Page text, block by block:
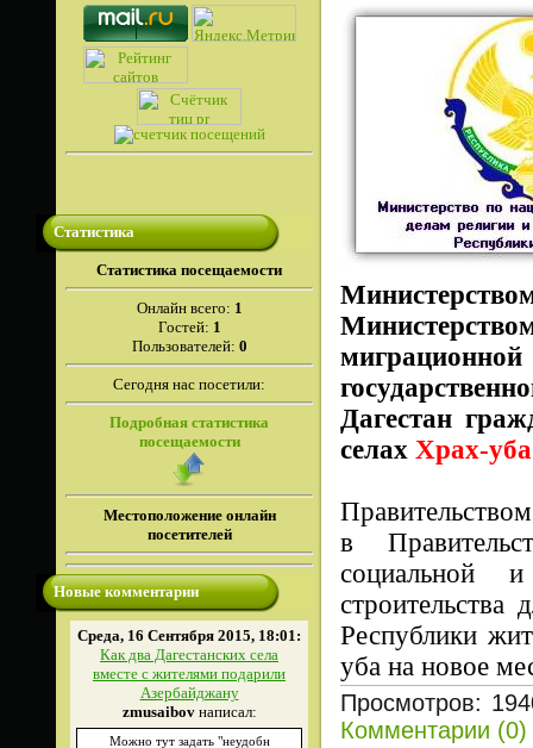
Статистика
Cтатистика посещаемости
Онлайн всего: 1
Гостей: 1
Пользователей: 0
Сегодня нас посетили:
Подробная статистика
посещаемости
Местоположение онлайн
посетителей
Новые комментарии
Среда, 16 Сентября 2015, 18:01:
Как два Дагестанских села
вместе с жителями подарили
Азербайджану
zmusaibovнаписал:
Можно тут задать "неудобн
Дагестан
селах Храх-уба
в
социальной
строительства
Республики
уба на новое
Просмотров:
Комментарии (0)